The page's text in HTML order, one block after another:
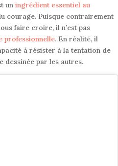
un ingrédient essentiel au
courage. Puisque contrairement
faire croire, il n’est pas
professionnelle. En réalité, il
à résister à la tentation de
dessinée par les autres.